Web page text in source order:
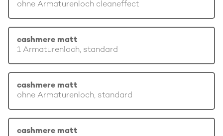
ohne Armaturenloch cleaneffect
cashmere matt
1 Armaturenloch, standard
cashmere matt
ohne Armaturenloch, standard
cashmere matt